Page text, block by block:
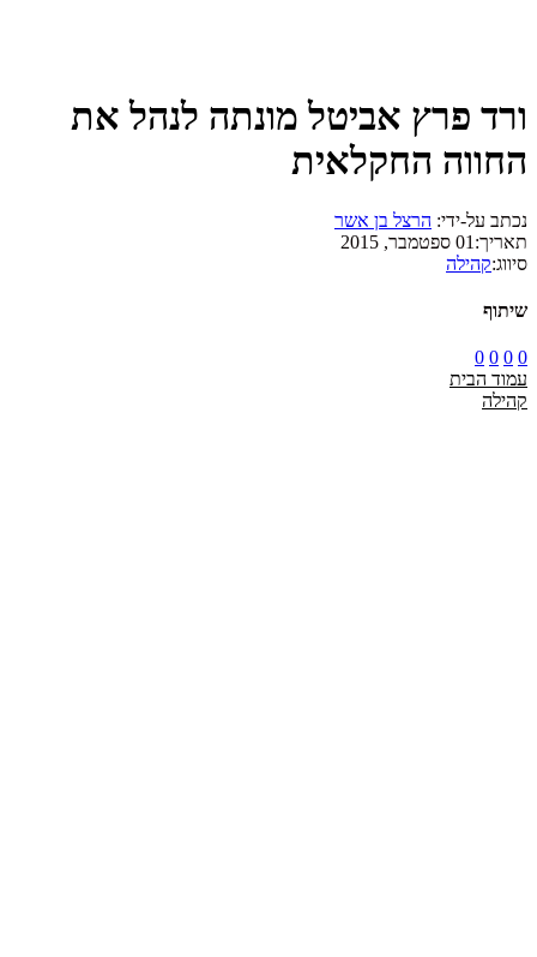
ורד פרץ אביטל מונתה לנהל את
החווה החקלאית
נכתב על-ידי: הרצל בן אשר
תאריך: 01 ספטמבר, 2015
סיווג:קהילה
שיתוף
0
0
0
0
עמוד הבית
קהילה